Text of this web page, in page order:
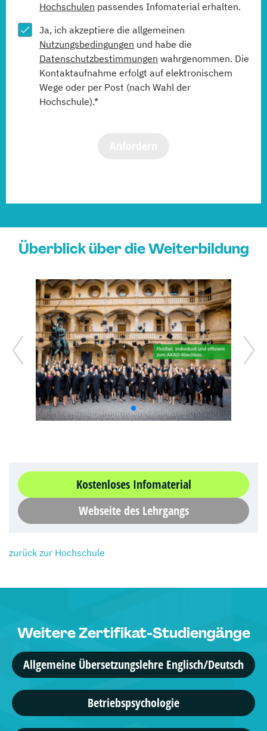
Hochschulen passendes Infomaterial erhalten.
Ja, ich akzeptiere die allgemeinen
Nutzungsbedingungen und habe die
Datenschutzbestimmungen wahrgenommen. Die
Kontaktaufnahme erfolgt auf elektronischem
Wege oder per Post (nach Wahl der
Hochschule).*
Überblick über die Weiterbildung
Kostenloses Infomaterial
Webseite des Lehrgangs
zurück zur Hochschule
Weitere Zertifikat-Studiengänge
Allgemeine Übersetzungslehre Englisch/Deutsch
Betriebspsychologie